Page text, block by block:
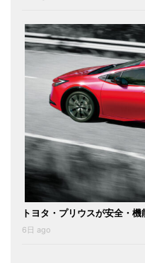
トヨタ・プリウスが安全・
6日 ago